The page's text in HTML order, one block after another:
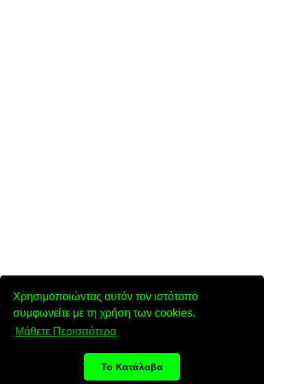
Χρησιμοποιώντας αυτόν τον ιστότοπο
συμφωνείτε με τη χρήση των cookies.
Μάθετε Περισσότερα
Το Κατάλαβα